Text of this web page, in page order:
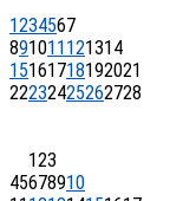
1234567
891011121314
15161718192021
22232425262728
123
45678910